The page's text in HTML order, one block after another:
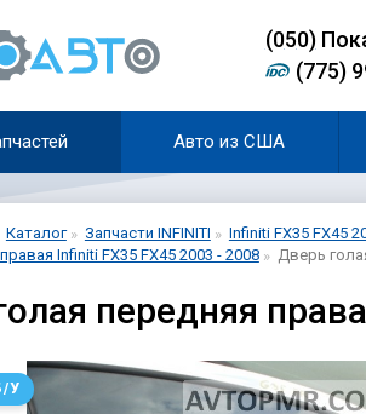
(050)
(775)
Авто из США
Каталог Запчасти INFINITI
Infiniti FX35 FX45
Infiniti FX35 FX45 2003 - 2008
Дверь
передняя
У